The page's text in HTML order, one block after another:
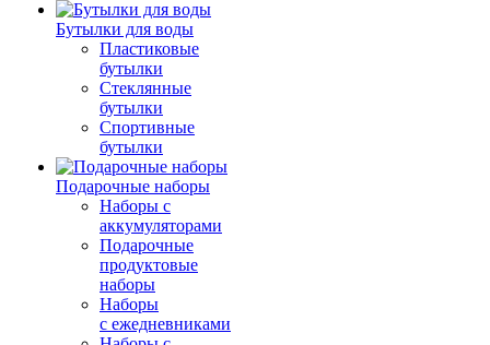
Бутылки для воды
Пластиковые
бутылки
Стеклянные
бутылки
Спортивные
бутылки
Подарочные наборы
Наборы с
аккумуляторами
Подарочные
продуктовые
наборы
Наборы
с ежедневниками